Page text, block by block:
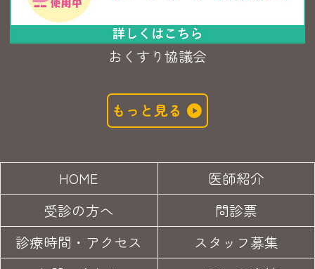
おくすり協議会
もっと見る
HOME
医師紹介
受診の方へ
問診票
診療時間・アクセス
スタッフ募集